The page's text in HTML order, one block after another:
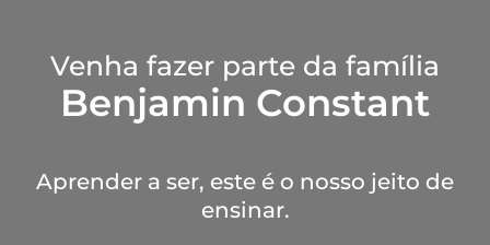
Venha fazer parte da família
Benjamin Constant
Aprender a ser, este é o nosso jeito de
ensinar.